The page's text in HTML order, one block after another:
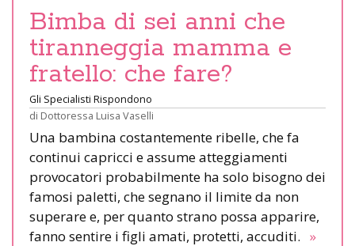
Bimba di sei anni che
tiranneggia mamma e
fratello: che fare?
Gli Specialisti Rispondono
di Dottoressa Luisa Vaselli
Una bambina costantemente ribelle, che fa
continui capricci e assume atteggiamenti
provocatori probabilmente ha solo bisogno dei
famosi paletti, che segnano il limite da non
superare e, per quanto strano possa apparire,
fanno sentire i figli amati, protetti, accuditi. »